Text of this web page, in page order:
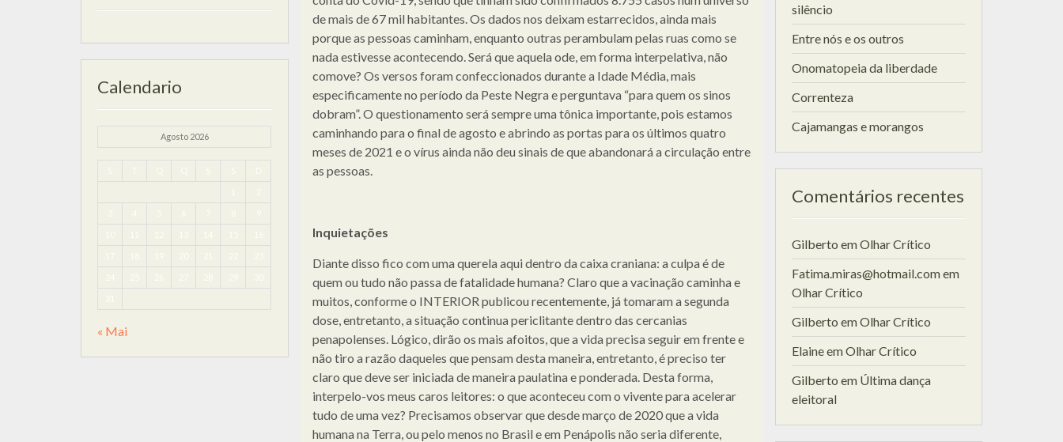
de mais de 67 mil habitantes. Os dados nos deixam estarrecidos, ainda mais
porque as pessoas caminham, enquanto outras perambulam pelas ruas como se
nada estivesse acontecendo. Será que aquela ode, em forma interpelativa, não
comove? Os versos foram confeccionados durante a Idade Média, mais
especificamente no período da Peste Negra e perguntava “para quem os sinos
dobram”. O questionamento será sempre uma tônica importante, pois estamos
caminhando para o final de agosto e abrindo as portas para os últimos quatro
meses de 2021 e o vírus ainda não deu sinais de que abandonará a circulação entre
as pessoas.
Inquietações
Diante disso fico com uma querela aqui dentro da caixa craniana: a culpa é de
quem ou tudo não passa de fatalidade humana? Claro que a vacinação caminha e
muitos, conforme o INTERIOR publicou recentemente, já tomaram a segunda
dose, entretanto, a situação continua periclitante dentro das cercanias
penapolenses. Lógico, dirão os mais afoitos, que a vida precisa seguir em frente e
não tiro a razão daqueles que pensam desta maneira, entretanto, é preciso ter
claro que deve ser iniciada de maneira paulatina e ponderada. Desta forma,
interpelo-vos meus caros leitores: o que aconteceu com o vivente para acelerar
tudo de uma vez? Precisamos observar que desde março de 2020 que a vida
humana na Terra, ou pelo menos no Brasil e em Penápolis não seria diferente,
silêncio
Entre nós e os outros
Onomatopeia da liberdade
Correnteza
Cajamangas e morangos
Comentários recentes
Gilberto emOlhar Crítico
Fatima.miras@hotmail.comem
Olhar Crítico
Gilberto emOlhar Crítico
ElaineemOlhar Crítico
Gilberto em Última dança
eleitoral
Calendario
Agosto 2026
S T Q Q S S D
1
3 4 5 6 7 8 9
10 11 12 13 14 15 16
17 18 19 20 21 23
24 25 26 27 28 29 30
31
« Mai